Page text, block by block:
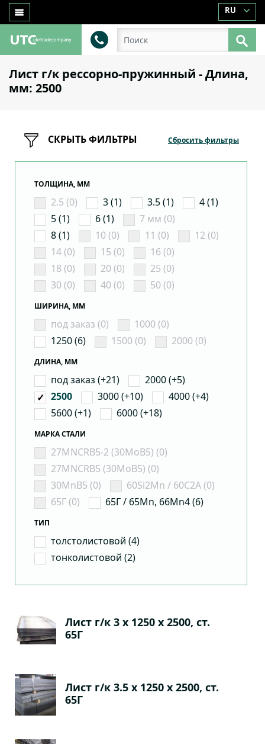
RU
Лист г/к рессорно-пружинный - Длина,
мм: 2500
СКРЫТЬ ФИЛЬТРЫ Сбросить фильтры
ТОЛЩИНА, ММ
2.5 (0) 3 (1) 3.5 (1)
4 (1)
5 (1)
6 (1)
7 мм (0)
8 (1)
10 (0) 11 (0)
12 (0)
14 (0)
15 (0)
16 (0)
18 (0)
20 (0)
25 (0)
30 (0)
40 (0) 50 (0)
ШИРИНА, ММ
под заказ (0)
1000 (0)
1250 (6)
1500 (0) 2000 (0)
ДЛИНА, ММ
под заказ (+21)
2000 (+5)
2500
3000 (+10)
4000 (+4)
5600 (+1)
6000 (+18)
МАРКА СТАЛИ
27MNCRB5-2 (30MoB5) (0)
27MNCRB5 (30MoB5) (0)
30MnB5 (0)
60Si2Mn / 60С2А (0)
65Г (0)
65Г / 65Mn, 66Mn4 (6)
ТИП
толстолистовой (4)
тонколистовой (2)
Лист г/к 3 х 1250 х 2500, ст.
65Г
Лист г/к 3.5 х 1250 х 2500, ст.
65Г